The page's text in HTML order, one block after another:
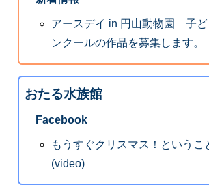
アースデイ in 円山動物園 子ど
ンクールの作品を募集します。
おたる水族館
Facebook
もうすぐクリスマス！というこ
(video)